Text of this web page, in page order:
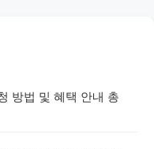
방법 및 혜택 안내 총